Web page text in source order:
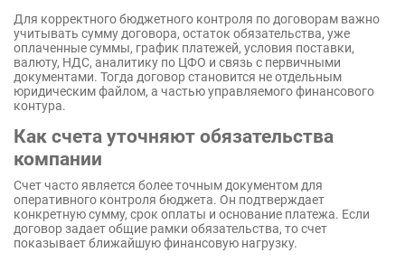
Для корректного бюджетного контроля по договорам важно
учитывать сумму договора, остаток обязательства, уже
оплаченные суммы, график платежей, условия поставки,
валюту, НДС, аналитику по ЦФО и связь с первичными
документами. Тогда договор становится не отдельным
юридическим файлом, а частью управляемого финансового
контура.
Как счета уточняют обязательства
компании
Счет часто является более точным документом для
оперативного контроля бюджета. Он подтверждает
конкретную сумму, срок оплаты и основание платежа. Если
договор задает общие рамки обязательства, то счет
показывает ближайшую финансовую нагрузку.